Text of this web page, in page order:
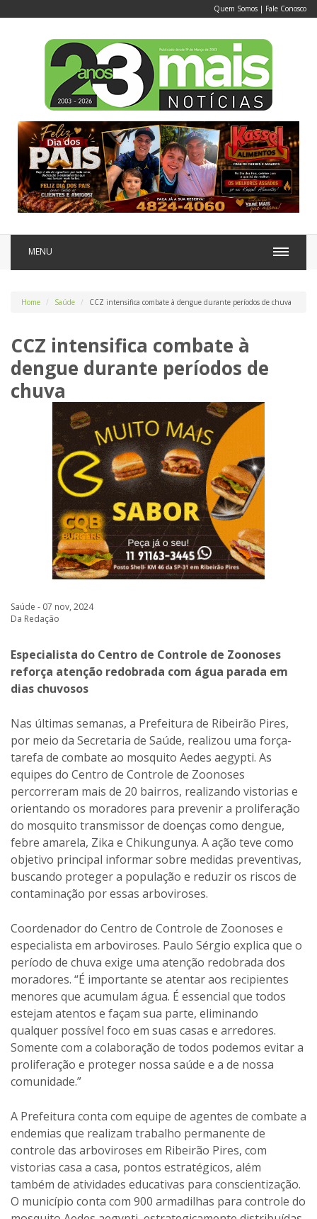
Quem Somos | Fale Conosco
MENU
Home Saúde CCZ intensifica combate à dengue durante períodos de chuva
CCZ intensifica combate à
dengue durante períodos de
chuva
Saúde - 07 nov, 2024
Da Redação
Especialista do Centro de Controle de Zoonoses
reforça atenção redobrada com água parada em
dias chuvosos
Nas últimas semanas, a Prefeitura de Ribeirão Pires,
por meio da Secretaria de Saúde, realizou uma força-
tarefa de combate ao mosquito Aedes aegypti. As
equipes do Centro de Controle de Zoonoses
percorreram mais de 20 bairros, realizando vistorias e
orientando os moradores para prevenir a proliferação
do mosquito transmissor de doenças como dengue,
febre amarela, Zika e Chikungunya. A ação teve como
objetivo principal informar sobre medidas preventivas,
buscando proteger a população e reduzir os riscos de
contaminação por essas arboviroses.
Coordenador do Centro de Controle de Zoonoses e
especialista em arboviroses. Paulo Sérgio explica que o
período de chuva exige uma atenção redobrada dos
moradores. “É importante se atentar aos recipientes
menores que acumulam água. É essencial que todos
estejam atentos e façam sua parte, eliminando
qualquer possível foco em suas casas e arredores.
Somente com a colaboração de todos podemos evitar a
proliferação e proteger nossa saúde e a de nossa
comunidade.”
A Prefeitura conta com equipe de agentes de combate a
endemias que realizam trabalho permanente de
controle das arboviroses em Ribeirão Pires, com
vistorias casa a casa, pontos estratégicos, além
também de atividades educativas para conscientização.
O município conta com 900 armadilhas para controle do